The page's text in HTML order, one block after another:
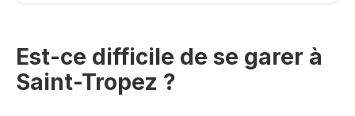
Est-ce difficile de se garer à
Saint-Tropez ?